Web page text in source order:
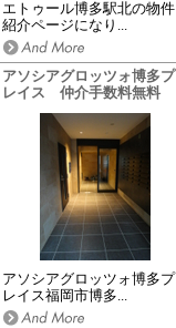
エトゥール博多駅北の物件
紹介ページになり...
アソシアグロッツォ博多プ
レイス 仲介手数料無料
アソシアグロッツォ博多プ
レイス福岡市博多...